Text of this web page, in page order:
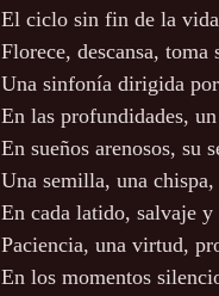
El ciclo sin fin de la
Florece, descansa, toma
Una sinfonía dirigida
En las profundidades,
En sueños arenosos, su
Una semilla, una
En cada latido, salvaje
Paciencia, una virtud,
En los momentos